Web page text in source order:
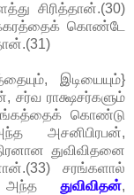
சிரித்தான்.(30)
கொண்டே
இடியையும்}
ராக்ஷசர்களும்
கொண்டு
அசனிபிரபன்,
துவிவிதனை
சரங்களால்
அந்த துவிவிதன்,